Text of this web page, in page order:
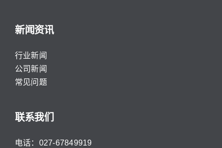
新闻资讯
行业新闻
公司新闻
常见问题
联系我们
电话：027-67849919